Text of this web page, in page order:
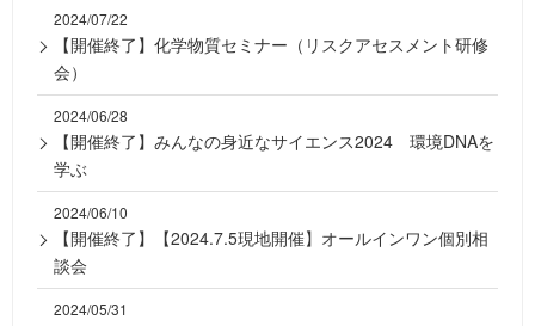
2024/07/22
【開催終了】化学物質セミナー（リスクアセスメント研修
会）
2024/06/28
【開催終了】みんなの身近なサイエンス2024 環境DNAを
学ぶ
2024/06/10
【開催終了】【2024.7.5現地開催】オールインワン個別相
談会
2024/05/31